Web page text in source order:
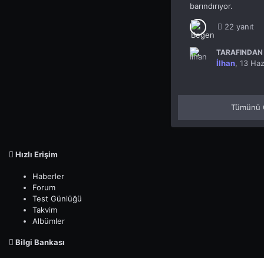
barındırıyor.
22 yanıt
İlhan, 13
Tümünü
Hızlı Erişim
Haberler
Forum
Test Günlüğü
Takvim
Albümler
Bilgi Bankası